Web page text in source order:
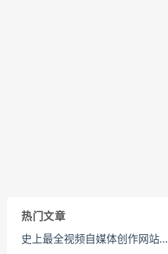
热门文章
史上最全视频自媒体创作网站...